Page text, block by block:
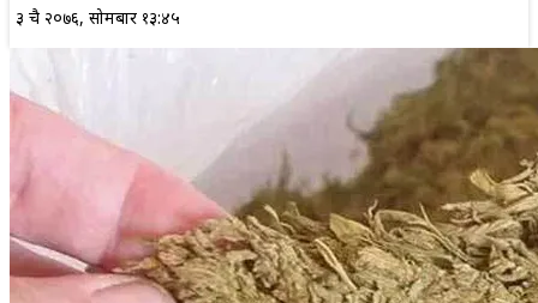
३ चैत्र २०७६, सोमबार १३:४५